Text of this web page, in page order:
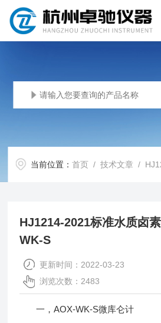
当前位置：首页 /技术文章 / HJ1214-
HJ1214-2021标准水质卤
WK-S
更新时间：2022-03-23
浏览次数：2483
一，AOX-WK-S微库仑计